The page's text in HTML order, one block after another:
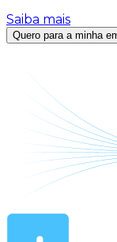
Saiba mais
Quero para a minha